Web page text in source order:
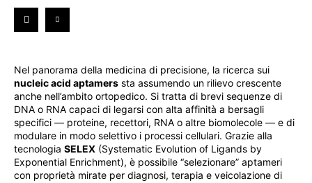
Nel panorama della medicina di precisione, la ricerca sui
nucleic acid aptamers sta assumendo un rilievo crescente
anche nell’ambito ortopedico. Si tratta di brevi sequenze di
DNA o RNA capaci di legarsi con alta affinità a bersagli
specifici — proteine, recettori, RNA o altre biomolecole — e di
modulare in modo selettivo i processi cellulari. Grazie alla
tecnologia SELEX (Systematic Evolution of Ligands by
Exponential Enrichment), è possibile “selezionare” aptameri
con proprietà mirate per diagnosi, terapia e veicolazione di